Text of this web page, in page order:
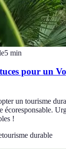
5 min
pour un
un tourisme
écoresponsable.
!
tourisme durable